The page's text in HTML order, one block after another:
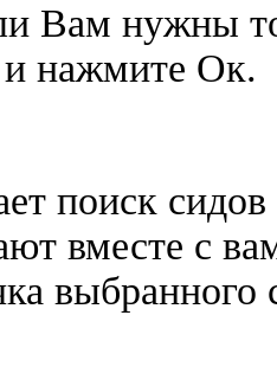
Вам нужны
и нажмите Ок.
поиск
вместе с
выбранного